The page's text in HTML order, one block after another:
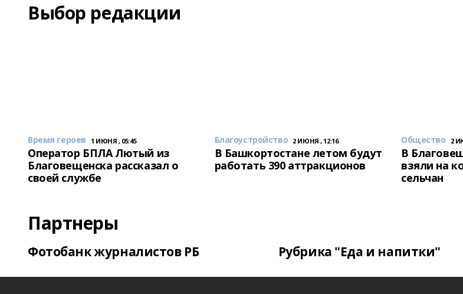
Выбор редакции
Время героев 1 ИЮНЯ , 05:45
Оператор БПЛА Лютый из
Благовещенска рассказал о
своей службе
Благоустройство 2 ИЮНЯ , 12:16
В Башкортостане летом будут
работать 390 аттракционов
Общество 2
В
взяли на
сельчан
Партнеры
Фотобанк журналистов РБ Рубрика "Еда и напитки"